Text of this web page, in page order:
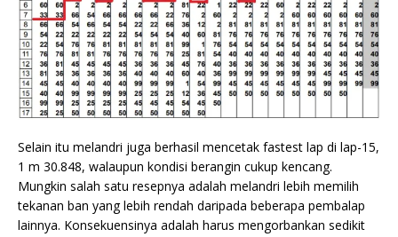
Selain itu melandri juga berhasil mencetak fastest lap di lap-15,
1 m 30.848, walaupun kondisi berangin cukup kencang.
Mungkin salah satu resepnya adalah melandri lebih memilih
tekanan ban yang lebih rendah daripada beberapa pembalap
lainnya. Konsekuensinya adalah harus mengorbankan sedikit